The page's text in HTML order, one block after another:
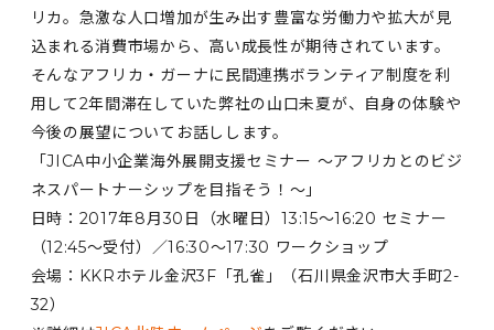
リカ。急激な人口増加が生み出す豊富な労働力や拡大が見
込まれる消費市場から、高い成長性が期待されています。
そんなアフリカ・ガーナに民間連携ボランティア制度を利
用して2年間滞在していた弊社の山口未夏が、自身の体験や
今後の展望についてお話しします。
「JICA中小企業海外展開支援セミナー ～アフリカとのビジ
ネスパートナーシップを目指そう！～」
日時：2017年8月30日（水曜日）13:15～16:20 セミナー
（12:45～受付）／16:30～17:30 ワークショップ
会場：KKRホテル金沢3F「孔雀」（石川県金沢市大手町2-
32）